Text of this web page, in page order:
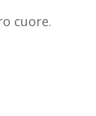
cuore.